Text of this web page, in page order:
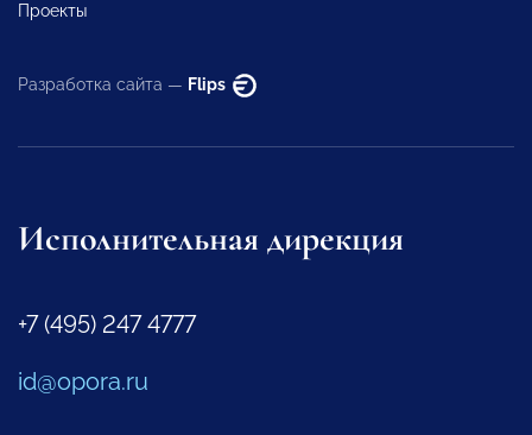
Проекты
Разработка сайта — Flips
Исполнительная дирекция
+7 (495) 247 4777
id@opora.ru